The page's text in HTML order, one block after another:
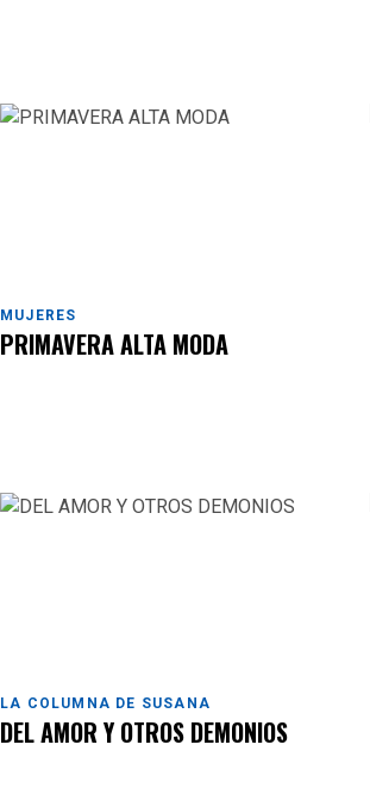
MUJERES
PRIMAVERA ALTA MODA
LA COLUMNA DE SUSANA
DEL AMOR Y OTROS DEMONIOS